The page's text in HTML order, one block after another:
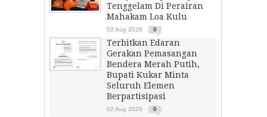
Tenggelam Di Perairan
Mahakam Loa Kulu
02 Aug 2026 0
Terbitkan Edaran
Gerakan Pemasangan
Bendera Merah Putih,
Bupati Kukar Minta
Seluruh Elemen
Berpartisipasi
02 Aug 2026 0